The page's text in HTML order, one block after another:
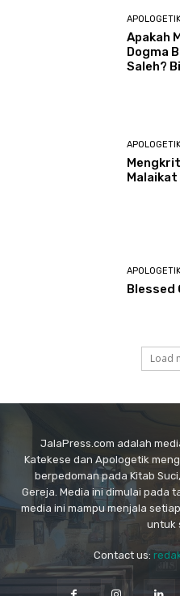
Apakah
Dogma
Saleh?
Malaikat
Blessed
Load
JalaPress.com adalah
Katekese dan Apologetik
berpedoman pada Kitab
Gereja. Media ini dimulai pada
media ini mampu menjala
untuk
Contact us: